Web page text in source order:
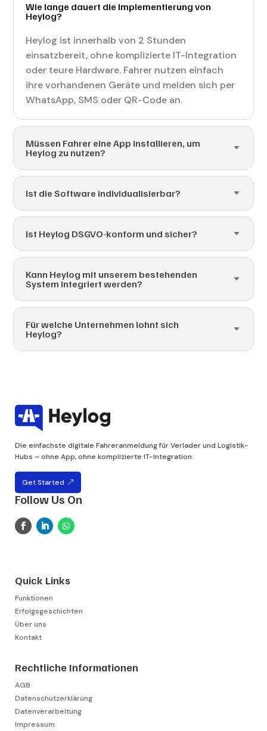
Wie lange dauert die Implementierung von
Heylog?
Heylog ist innerhalb von 2 Stunden
einsatzbereit, ohne komplizierte IT-Integration
oder teure Hardware. Fahrer nutzen einfach
ihre vorhandenen Geräte und melden sich per
WhatsApp, SMS oder QR-Code an.
Müssen Fahrer eine App installieren, um
Heylog zu nutzen?
Ist die Software individualisierbar?
Ist Heylog DSGVO-konform und sicher?
Kann Heylog mit unserem bestehenden
System integriert werden?
Für welche Unternehmen lohnt sich
Heylog?
Die einfachste digitale Fahreranmeldung für Verlader und Logistik-
Hubs – ohne App, ohne komplizierte IT-Integration.
Get Started
Follow Us On
Quick Links
Funktionen
Erfolgsgeschichten
Über uns
Kontakt
Rechtliche Informationen
AGB
Datenschutzerklärung
Datenverarbeitung
Impressum